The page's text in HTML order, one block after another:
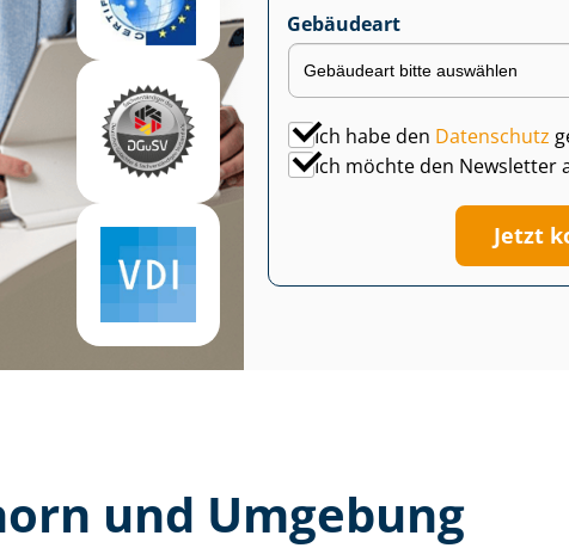
Gebäudeart
Ich habe den Datenschutz
Ich möchte den Newsletter
Jetzt
und Umgebung